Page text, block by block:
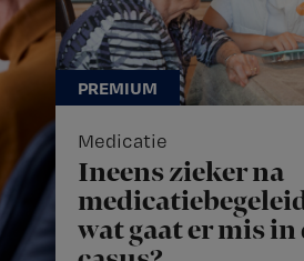
Medicatie
Ineens zieker na
wat gaat er mis in